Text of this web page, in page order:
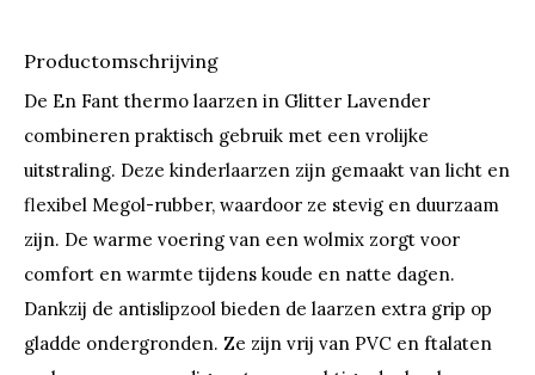
Productomschrijving
De En Fant thermo laarzen in Glitter Lavender
combineren praktisch gebruik met een vrolijke
uitstraling. Deze kinderlaarzen zijn gemaakt van licht en
flexibel Megol-rubber, waardoor ze stevig en duurzaam
zijn. De warme voering van een wolmix zorgt voor
comfort en warmte tijdens koude en natte dagen.
Dankzij de antislipzool bieden de laarzen extra grip op
gladde ondergronden. Ze zijn vrij van PVC en ftalaten